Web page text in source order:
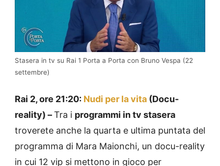
Stasera in tv su Rai 1 Porta a Porta con Bruno Vespa (22
settembre)
Rai 2, ore 21:20: Nudi per la vita (Docu-
reality) –Tra i programmi in tv stasera
troverete anche la quarta e ultima puntata del
programma di Mara Maionchi, un docu-reality
in cui 12 vip si mettono in gioco per